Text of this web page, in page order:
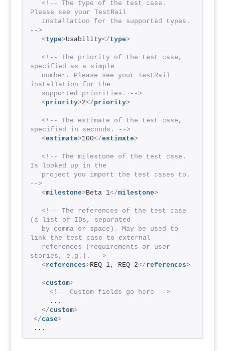
<!-- The type of the test case.
Please see your TestRail
  installation for the supported types.
-->
<type>Usability</type>
<!-- The priority of the test case,
specified as a simple
  number. Please see your TestRail
installation for the
  supported priorities. -->
<priority>2</priority>
<!-- The estimate of the test case,
specified in seconds. -->
<estimate>100</estimate>
<!-- The milestone of the test case.
Is looked up in the
  project you import the test cases to.
-->
<milestone>Beta 1</milestone>
<!-- The references of the test case
(a list of IDs, separated
  by comma or space). May be used to
link the test case to external
  references (requirements or user
stories, e.g.). -->
<references>REQ-1, REQ-2</references>
<custom>
<!-- Custom fields go here -->
    ...
</custom>
</case>
...